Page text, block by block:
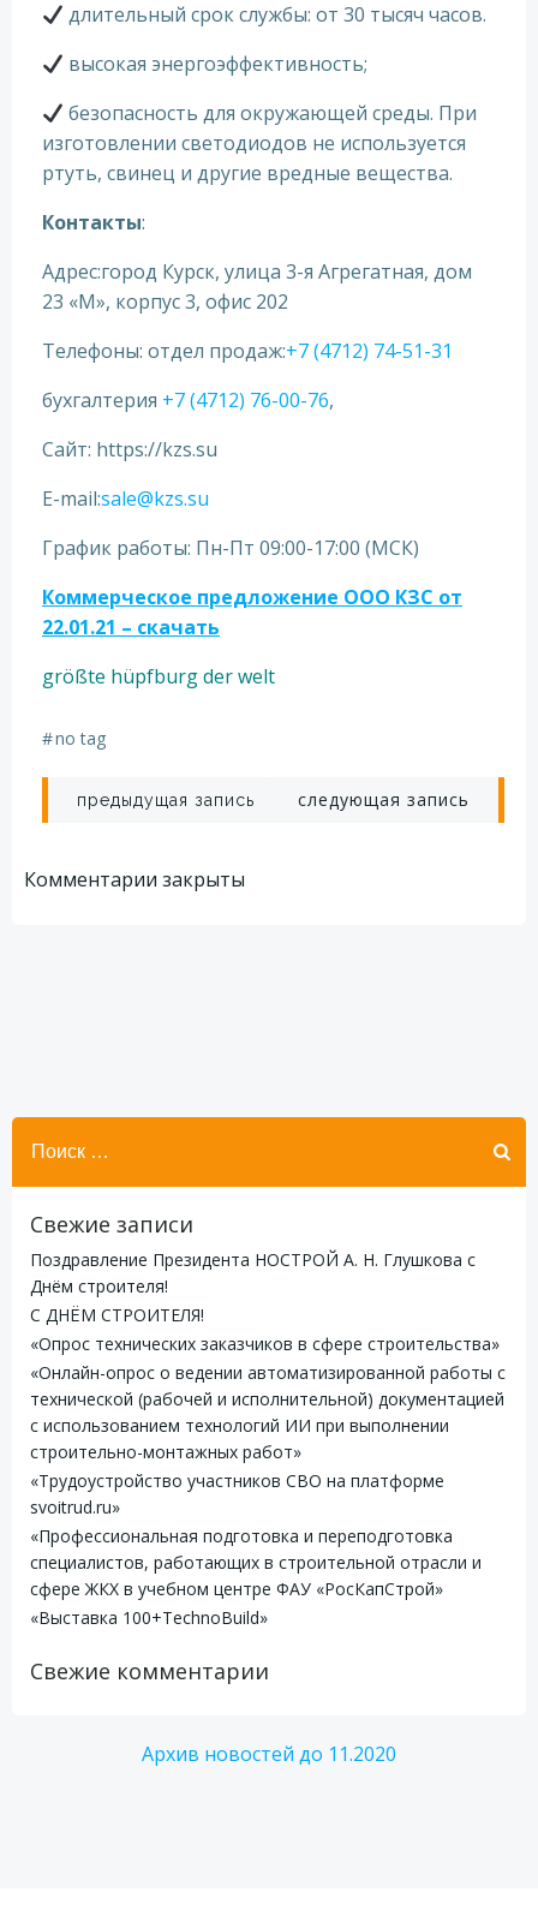
длительный срок службы: от 30 тысяч часов.
высокая энергоэффективность;
безопасность для окружающей среды. При
изготовлении светодиодов не используется
ртуть, свинец и другие вредные вещества.
Контакты:
Адрес:город Курск, улица 3-я Агрегатная, дом
23 «М», корпус 3, офис 202
Телефоны: отдел продаж:+7 (4712) 74-51-31
бухгалтерия +7 (4712) 76-00-76,
Сайт: https://kzs.su
E-mail:sale@kzs.su
График работы: Пн-Пт 09:00-17:00 (МСК)
Коммерческое предложение ООО КЗС от
22.01.21 – скачать
größte hüpfburg der welt
#no tag
Навигация
по
предыдущая запись
Навигация
следующая запись
Комментарии закрыты
Найти:
Свежие записи
Поздравление Президента НОСТРОЙ А. Н. Глушкова с
Днём строителя!
С ДНЁМ СТРОИТЕЛЯ!
«Опрос технических заказчиков в сфере строительства»
«Онлайн-опрос о ведении автоматизированной работы с
технической (рабочей и исполнительной) документацией
с использованием технологий ИИ при выполнении
строительно-монтажных работ»
«Трудоустройство участников СВО на платформе
svoitrud.ru»
«Профессиональная подготовка и переподготовка
специалистов, работающих в строительной отрасли и
сфере ЖКХ в учебном центре ФАУ «РосКапСтрой»
«Выставка 100+TechnoBuild»
Свежие комментарии
Архив новостей до 11.2020